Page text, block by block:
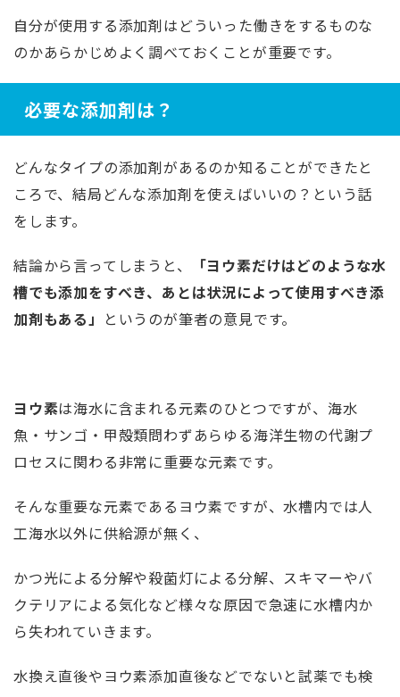
自分が使用する添加剤はどういった働きをするものな
のかあらかじめよく調べておくことが重要です。
必要な添加剤は？
どんなタイプの添加剤があるのか知ることができたと
ころで、結局どんな添加剤を使えばいいの？という話
をします。
結論から言ってしまうと、
「ヨウ素だけはどのような水
槽でも添加をすべき、あとは状況によって使用すべき添
加剤もある」 というのが筆者の意見です。
ヨウ素は海水に含まれる元素のひとつですが、海水
魚・サンゴ・甲殻類問わずあらゆる海洋生物の代謝プ
ロセスに関わる非常に重要な元素です。
そんな重要な元素であるヨウ素ですが、水槽内では人
工海水以外に供給源が無く、
かつ光による分解や殺菌灯による分解、スキマーやバ
クテリアによる気化など様々な原因で急速に水槽内か
ら失われていきます。
水換え直後やヨウ素添加直後などでないと試薬でも検